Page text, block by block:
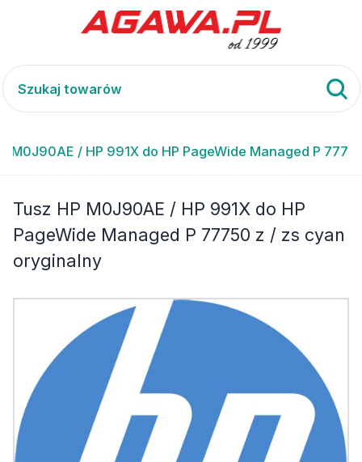
M0J90AE / HP 991X do HP PageWide Managed P
Tusz HP M0J90AE / HP 991X do HP
PageWide Managed P 77750 z / zs cyan
oryginalny